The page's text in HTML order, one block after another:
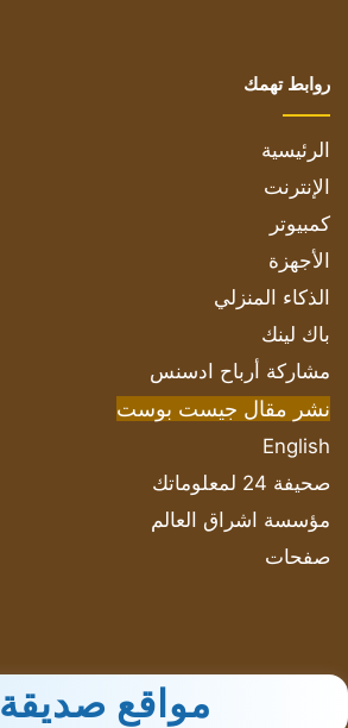
روابط تهمك
الرئيسية
الإنترنت
كمبيوتر
الأجهزة
الذكاء المنزلي
باك لينك
مشاركة أرباح ادسنس
نشر مقال جيست بوست
English
صحيفة 24 لمعلوماتك
مؤسسة اشراق العالم
صفحات
مواقع صديقة